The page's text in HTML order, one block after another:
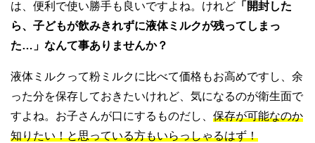
は、便利で使い勝手も良いですよね。けれど 「開封した
ら、子どもが飲みきれずに液体ミルクが残ってしまっ
た…」なんて事ありませんか？
液体ミルクって粉ミルクに比べて価格もお高めですし、余
った分を保存しておきたいけれど、気になるのが衛生面で
すよね。お子さんが口にするものだし、 保存が可能なのか
知りたい！と思っている方もいらっしゃるはず！